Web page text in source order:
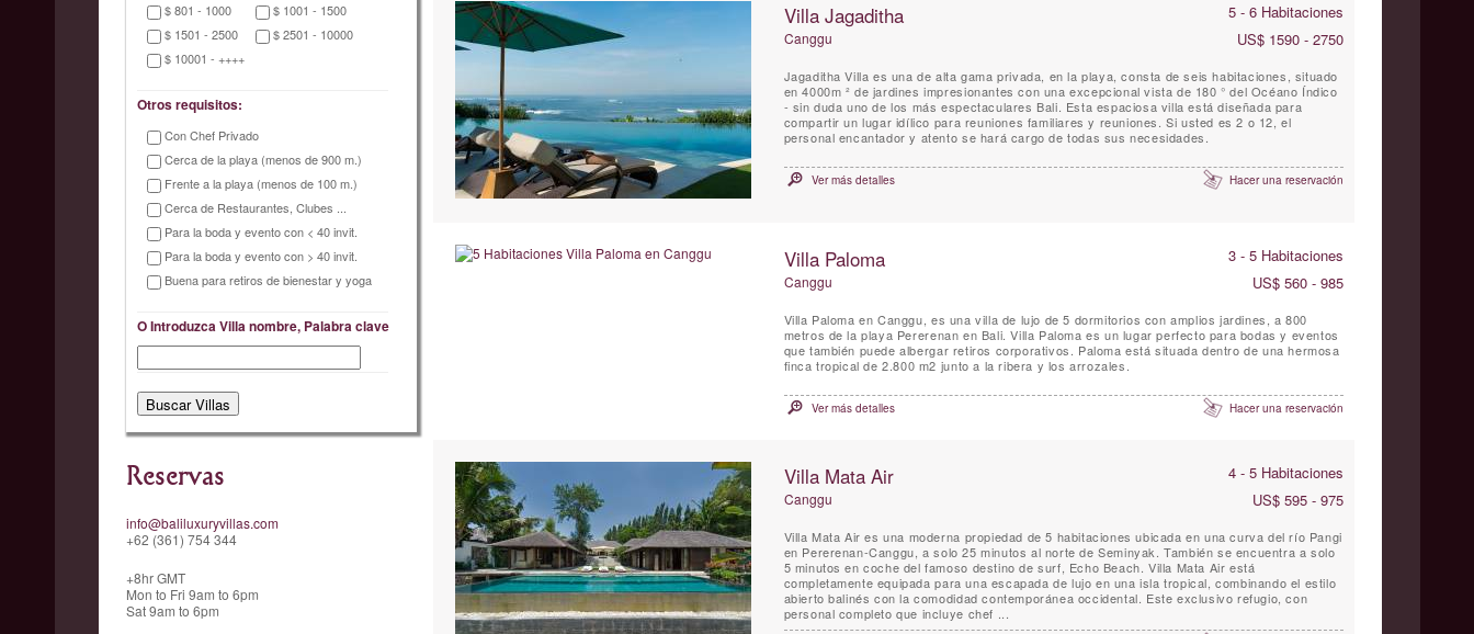
$ 801 - 1000
$ 1001 - 1500
$ 1501 - 2500
$ 2501 - 10000
$ 10001 - ++++
Otros requisitos:
Con Chef Privado
Cerca de la playa (menos de 900 m.)
Frente a la playa (menos de 100 m.)
Cerca de Restaurantes, Clubes ...
Para la boda y evento con < 40 invit.
Para la boda y evento con > 40 invit.
Buena para retiros de bienestar y yoga
O Introduzca Villa nombre, Palabra clave
Reservas
info@baliluxuryvillas.com
+62 (361) 754 344
+8hr GMT
Mon to Fri 9am to 6pm
Sat 9am to 6pm
Villa Jagaditha 5 - 6 Habitaciones
Canggu US$ 1590 - 2750
Jagaditha Villa es una de alta gama privada, en la playa, consta de seis habitaciones, situado
en 4000m ² de jardines impresionantes con una excepcional vista de 180 ° del Océano Índico
- sin duda uno de los más espectaculares Bali. Esta espaciosa villa está diseñada para
compartir un lugar idílico para reuniones familiares y reuniones. Si usted es 2 o 12, el
personal encantador y atento se hará cargo de todas sus necesidades.
Ver más detalles Hacer una reservación
Villa Paloma 3 - 5 Habitaciones
Canggu US$ 560 - 985
Villa Paloma en Canggu, es una villa de lujo de 5 dormitorios con amplios jardines, a 800
metros de la playa Pererenan en Bali. Villa Paloma es un lugar perfecto para bodas y eventos
que también puede albergar retiros corporativos. Paloma está situada dentro de una hermosa
finca tropical de 2.800 m2 junto a la ribera y los arrozales.
Ver más detalles Hacer una reservación
Villa Mata Air 4 - 5 Habitaciones
Canggu US$ 595 - 975
Villa Mata Air es una moderna propiedad de 5 habitaciones ubicada en una curva del río Pangi
en Pererenan-Canggu, a solo 25 minutos al norte de Seminyak. También se encuentra a solo
5 minutos en coche del famoso destino de surf, Echo Beach. Villa Mata Air está
completamente equipada para una escapada de lujo en una isla tropical, combinando el estilo
abierto balinés con la comodidad contemporánea occidental. Este exclusivo refugio, con
personal completo que incluye chef ...